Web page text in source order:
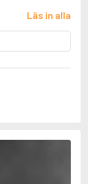
Läs in alla